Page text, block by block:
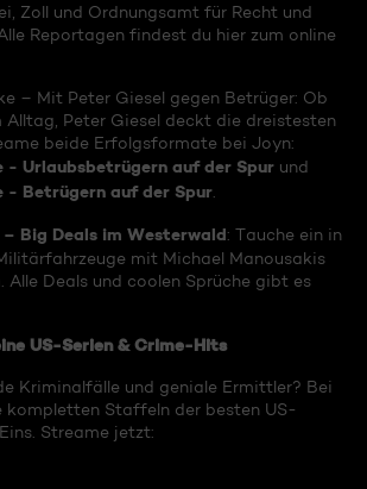
Zoll und Ordnungsamt für Recht und
Reportagen findest du hier zum online
– Mit Peter Giesel gegen Betrüger: Ob
Alltag, Peter Giesel deckt die dreistesten
beide Erfolgsformate bei Joyn:
- Urlaubsbetrügern auf der Spur und
- Betrügern auf der Spur
Big Deals im Westerwald: Tauche ein in
mit Michael Manousakis
Alle Deals und coolen Sprüche gibt es
US-Serien & Crime-Hits
Kriminalfälle und geniale Ermittler? Bei
kompletten Staffeln der besten US-
Streame jetzt: